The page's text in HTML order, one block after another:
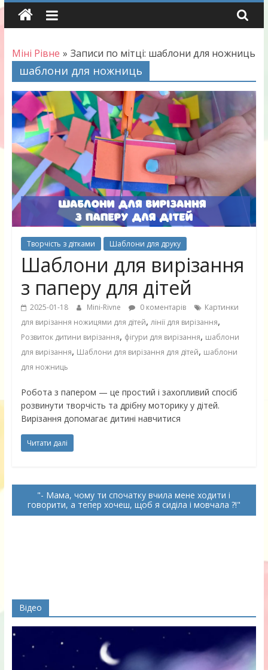
Skip
Міні Рівне » Записи по мітці: шаблони для ножниць
шаблони для ножниць
Творчість з дітками Шаблони для друку
Шаблони для вирізання
з паперу для дітей
2025-01-18 Mini-Rivne 0 коментарів
Картинки
для вирізання ножицями для дітей, лінії для вирізання,
Розвиток дитини вирізання, фігури для вирізання, шаблони
для вирізання, Шаблони для вирізання для дітей, шаблони
для ножниць
Робота з папером — це простий і захопливий спосіб
розвинути творчість та дрібну моторику у дітей.
Вирізання допомагає дитині навчитися
Читати далі
- Мама, чому ти спочатку вчила мене ходити і
говорити, а тепер хочеш, щоб я сиділа і мовчала ?!
Відео